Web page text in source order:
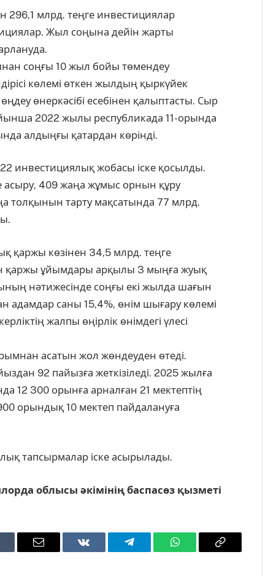
млрд. теңге инвестициялар
Жыл соңына дейін жарты
соңғы 10 жыл бойы төмендеу
көлемі өткен жылдың қыркүйек
өнеркәсібі есебінен қалыптасты. Сыр
2022 жылы республикада 11-орында
алдыңғы қатардан көрінді.
инвестициялық жобасы іске қосылды.
асыру, 409 жаңа жұмыс орнын құру
толқынын тарту мақсатында 77 млрд.
қаржы көзінен 34,5 млрд. теңге
қаржы ұйымдары арқылы 3 мыңға жуық
нәтижесінде соңғы екі жылда шағын
адамдар саны 15,4%, өнім шығару көлемі
жалпы өңірлік өнімдегі үлесі
асатын жол жөндеуден өтеді.
92 пайызға жеткізіледі. 2025 жылға
12 300 орынға арналған 21 мектептің
орындық 10 мектеп пайдалануға
тапсырмалар іске асырылады.
облысы әкімінің баспасөз қызметі
Email VKontakteTelegram WhatsAppCopy